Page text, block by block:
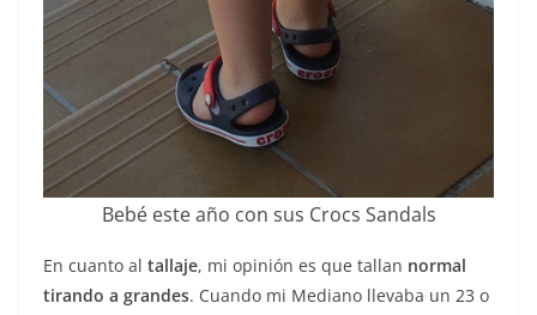
Bebé este año con sus Crocs Sandals
En cuanto al tallaje, mi opinión es que tallan normal
tirando a grandes. Cuando mi Mediano llevaba un 23 o